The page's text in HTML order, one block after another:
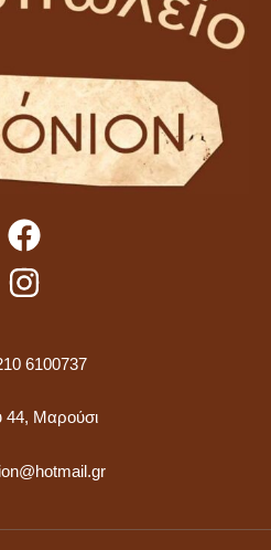
6100737
Μαρούσι